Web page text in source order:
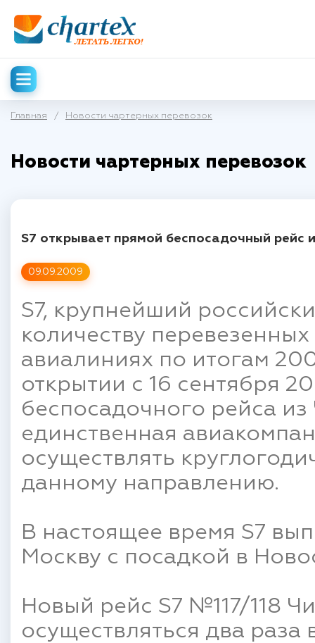
Главная / Новости чартерных перевозок
Новости чартерных перевозок
09.09.2009
S7 открывает прямой беспосадочный рейс
S7, крупнейший
количеству
авиалиниях по итогам
открытии с 16 сентября
беспосадочного рейса из
единственная
осуществлять
данному направлению.
В настоящее время S7
Москву с посадкой в
Новый рейс S7 №117/118
осуществляться два раза